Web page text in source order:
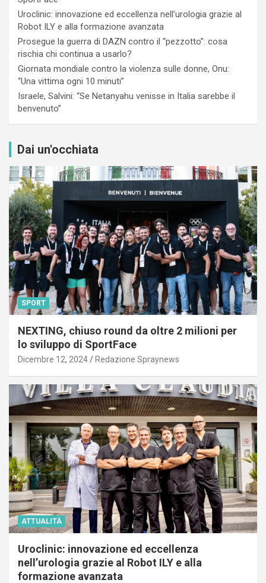
Uroclinic: innovazione ed eccellenza nell’urologia grazie al
Robot ILY e alla formazione avanzata
Prosegue la guerra di DAZN contro il “pezzotto”: cosa
rischia chi continua a usarlo?
Giornata mondiale contro la violenza sulle donne, Onu:
“Una vittima ogni 10 minuti”
Israele, Salvini: “Se Netanyahu venisse in Italia sarebbe il
benvenuto”
Dai un'occhiata
SPORT
NEXTING, chiuso round da oltre 2 milioni per
lo sviluppo di SportFace
Dicembre 12, 2024 Redazione Spraynews
ATTUALITÀ
Uroclinic: innovazione ed eccellenza
nell’urologia grazie al Robot ILY e alla
formazione avanzata